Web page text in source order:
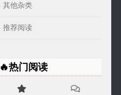
其他杂类
推荐阅读
🔥热门阅读